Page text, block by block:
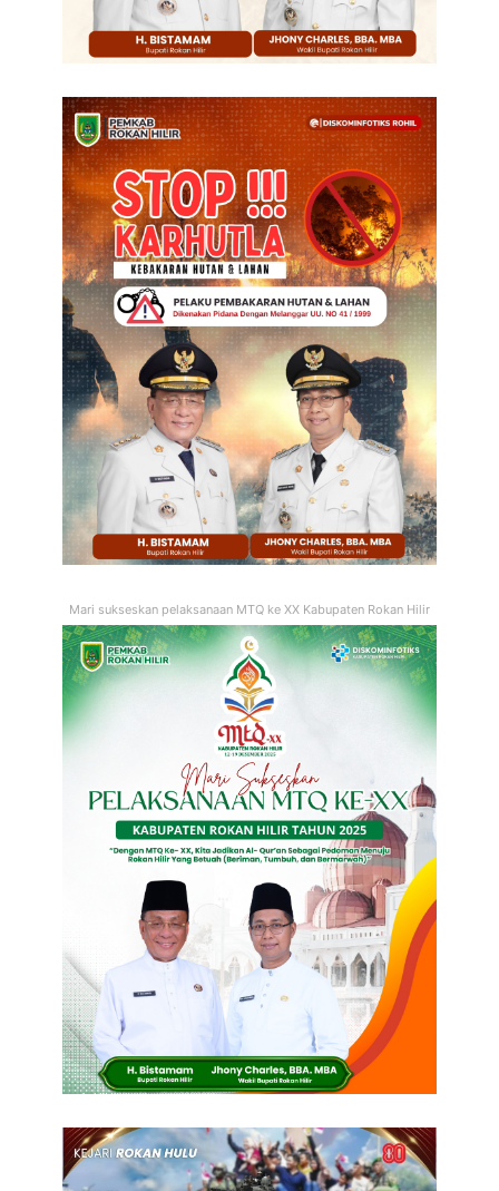
Mari sukseskan pelaksanaan MTQ ke XX Kabupaten Rokan Hilir